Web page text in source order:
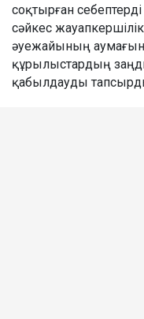
соқтырған себептерді
сәйкес
әуежайының
құрылыстардың
қабылдауды